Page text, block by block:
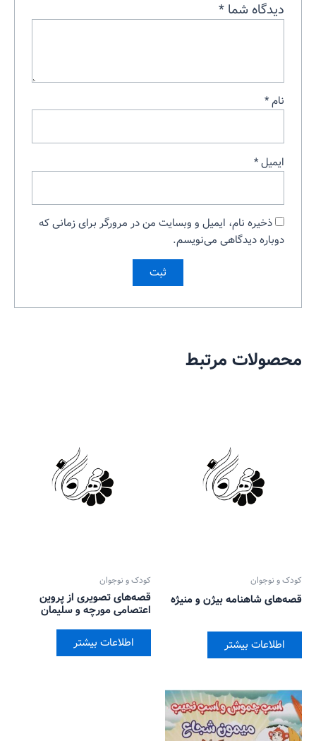
دیدگاه شما*
نام*
ایمیل*
ذخیره نام، ایمیل و وبسایت من در مرورگر برای زمانی که
دوباره دیدگاهی می‌نویسم.
محصولات مرتبط
کودک و نوجوان
قصه‌های شاهنامه بیژن و منیژه
اطلاعات بیشتر
کودک و نوجوان
قصه‌های تصویری از پروین
اعتصامی مورچه و سلیمان
اطلاعات بیشتر